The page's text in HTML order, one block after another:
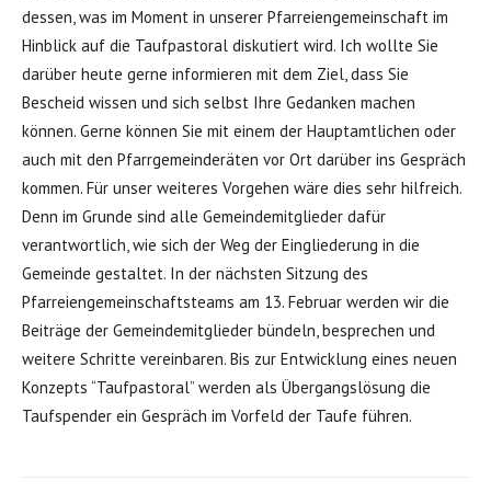
dessen, was im Moment in unserer Pfarreiengemeinschaft im
Hinblick auf die Taufpastoral diskutiert wird. Ich wollte Sie
darüber heute gerne informieren mit dem Ziel, dass Sie
Bescheid wissen und sich selbst Ihre Gedanken machen
können. Gerne können Sie mit einem der Hauptamtlichen oder
auch mit den Pfarrgemeinderäten vor Ort darüber ins Gespräch
kommen. Für unser weiteres Vorgehen wäre dies sehr hilfreich.
Denn im Grunde sind alle Gemeindemitglieder dafür
verantwortlich, wie sich der Weg der Eingliederung in die
Gemeinde gestaltet. In der nächsten Sitzung des
Pfarreiengemeinschaftsteams am 13. Februar werden wir die
Beiträge der Gemeindemitglieder bündeln, besprechen und
weitere Schritte vereinbaren. Bis zur Entwicklung eines neuen
Konzepts “Taufpastoral” werden als Übergangslösung die
Taufspender ein Gespräch im Vorfeld der Taufe führen.